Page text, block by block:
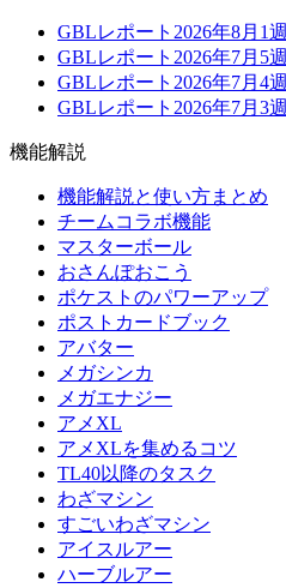
GBLレポート2026年8月1週
GBLレポート2026年7月5週
GBLレポート2026年7月4週
GBLレポート2026年7月3週
機能解説
機能解説と使い方まとめ
チームコラボ機能
マスターボール
おさんぽおこう
ポケストのパワーアップ
ポストカードブック
アバター
メガシンカ
メガエナジー
アメXL
アメXLを集めるコツ
TL40以降のタスク
わざマシン
すごいわざマシン
アイスルアー
ハーブルアー